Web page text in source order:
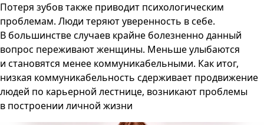
Потеря зубов также приводит психологическим
проблемам. Люди теряют уверенность в себе.
В большинстве случаев крайне болезненно данный
вопрос переживают женщины. Меньше улыбаются
и становятся менее коммуникабельными. Как итог,
низкая коммуникабельность сдерживает продвижение
людей по карьерной лестнице, возникают проблемы
в построении личной жизни